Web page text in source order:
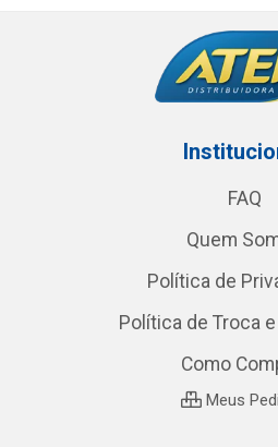
FAQ
Quem
Política de
Política de Troca
Como
Meus